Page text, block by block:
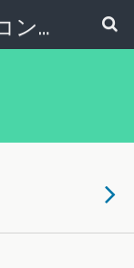
PCパーツと自作パソコン・組み立てパソコンの専門店 | PCワンズ